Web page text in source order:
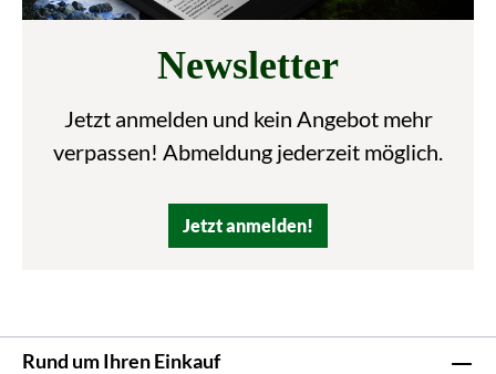
Newsletter
Jetzt anmelden und kein Angebot mehr
verpassen! Abmeldung jederzeit möglich.
Jetzt anmelden!
Rund um Ihren Einkauf